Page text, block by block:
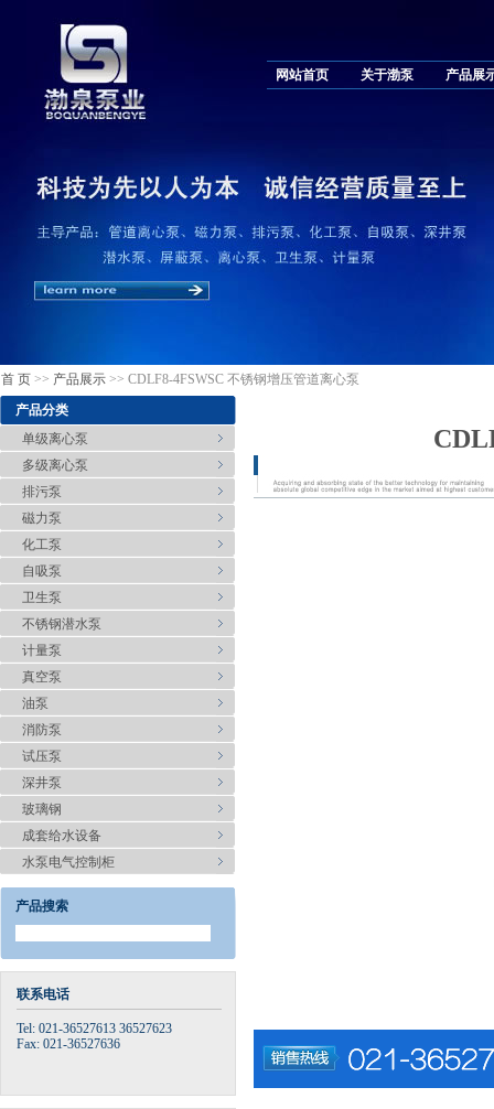
网站首页 关于渤泵 产品展
首 页 >> 产品展示 >> CDLF8-4FSWSC 不锈钢增压管道离心泵
产品分类
单级离心泵
多级离心泵
排污泵
磁力泵
化工泵
自吸泵
卫生泵
不锈钢潜水泵
计量泵
真空泵
油泵
消防泵
试压泵
深井泵
玻璃钢
成套给水设备
水泵电气控制柜
产品搜索
联系电话
Tel: 021-36527613 36527623
Fax: 021-36527636